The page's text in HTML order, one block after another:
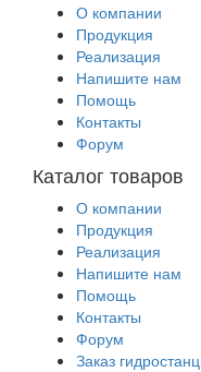
О компании
Продукция
Реализация
Напишите нам
Помощь
Контакты
Форум
Каталог товаров
О компании
Продукция
Реализация
Напишите нам
Помощь
Контакты
Форум
Заказ